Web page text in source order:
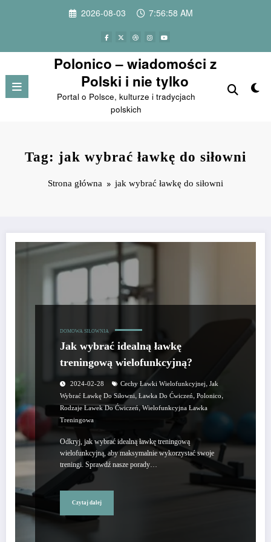
2026-08-03 7:56:58 AM
Polonico – wiadomości z
Polski i nie tylko
Portal o Polsce, kulturze i tradycjach
polskich
Tag: jak wybrać ławkę do siłowni
Strona główna jak wybrać ławkę do siłowni
DOMOWA SIŁOWNIA
Jak wybrać idealną ławkę
treningową wielofunkcyjną?
2024-02-28 Cechy Ławki Wielofunkcyjnej, Jak
Wybrać Ławkę Do Siłowni, Ławka Do Ćwiczeń, Polonico,
Rodzaje Ławek Do Ćwiczeń,Wielofunkcyjna Ławka
Treningowa
Odkryj, jak wybrać idealną ławkę treningową
wielofunkcyjną, aby maksymalnie wykorzystać swoje
treningi. Sprawdź nasze porady…
Czytaj dalej